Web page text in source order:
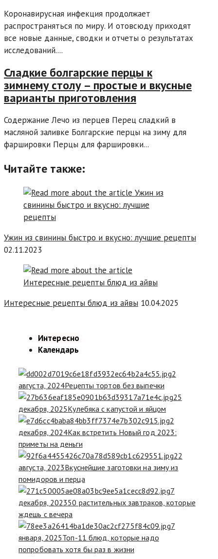
Коронавирусная инфекция продолжает
распространяться по миру. И отовсюду приходят
все новые данные, сводки и отчеты о результатах
исследований....
Сладкие болгарские перцы к
зимнему столу – простые и вкусные
варианты приготовления
Содержание Лечо из перцев Перец сладкий в
масляной заливке Болгарские перцы на зиму для
фаршировки Перцы для фаршировки...
Читайте также:
Ужин из свинины быстро и вкусно: лучшие рецепты
02.11.2023
Интересные рецепты блюд из айвы 10.04.2025
Интересно
Календарь
2
августа, 2024Рецепты тортов без выпечки
25
декабря, 2025Кулебяка с капустой и яйцом
2
декабря, 2024Как встретить Новый год 2023:
приметы на деньги
22
августа, 2023Вкуснейшие заготовки на зиму из
помидоров и перца
7
декабря, 202350 растительных завтраков, которые
ждешь с вечера
7
января, 2025Топ-11 блюд, которые надо
попробовать хотя бы раз в жизни